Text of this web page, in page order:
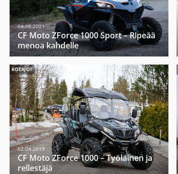
04.08.2021
CF Moto ZForce 1000 Sport – Ripeää
menoa kahdelle
KOEAJOT
02.04.2019
CF Moto ZForce 1000 – Työläinen ja
rellestäjä